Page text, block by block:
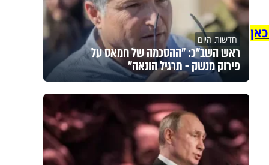
חדשות היום
ראש השב"כ: "ההסכמה של חמאס על
פירוק מנשק - תרגיל הונאה"